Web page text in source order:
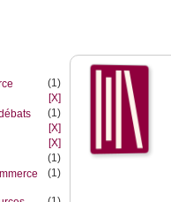
(1)
[X]
(1)
[X]
[X]
(1)
(1)